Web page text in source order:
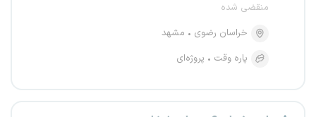
منقضی شده
خراسان رضوی
مشهد
پاره وقت
پروژه‌ای